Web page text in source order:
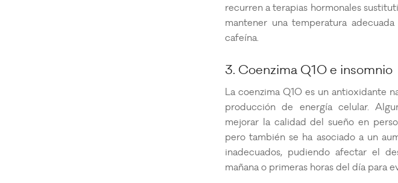
recurren a terapias hormonales
mantener una temperatura
cafeína.
3. Coenzima Q10 e insomnio
La coenzima Q10 es un antioxidante
producción de energía celular.
mejorar la calidad del sueño en
pero también se ha asociado a un
inadecuados, pudiendo afectar el
mañana o primeras horas del día para